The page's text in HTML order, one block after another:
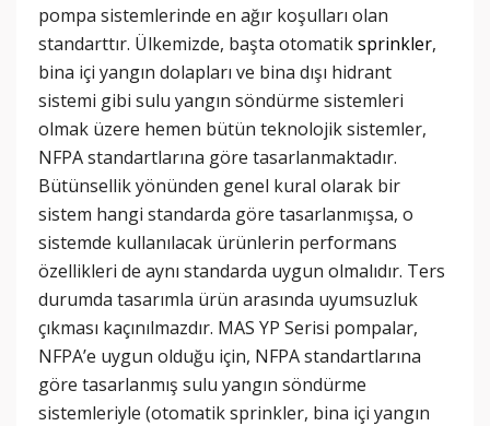
pompa sistemlerinde en ağır koşulları olan
standarttır. Ülkemizde, başta otomatiksprinkler,
bina içi yangın dolapları ve bina dışı hidrant
sistemi gibi sulu yangın söndürme sistemleri
olmak üzere hemen bütün teknolojik sistemler,
NFPA standartlarına göre tasarlanmaktadır.
Bütünsellik yönünden genel kural olarak bir
sistem hangi standarda göre tasarlanmışsa, o
sistemde kullanılacak ürünlerin performans
özellikleri de aynı standarda uygun olmalıdır. Ters
durumda tasarımla ürün arasında uyumsuzluk
çıkması kaçınılmazdır. MAS YP Serisi pompalar,
NFPA’e uygun olduğu için, NFPA standartlarına
göre tasarlanmış sulu yangın söndürme
sistemleriyle (otomatik sprinkler, bina içi yangın